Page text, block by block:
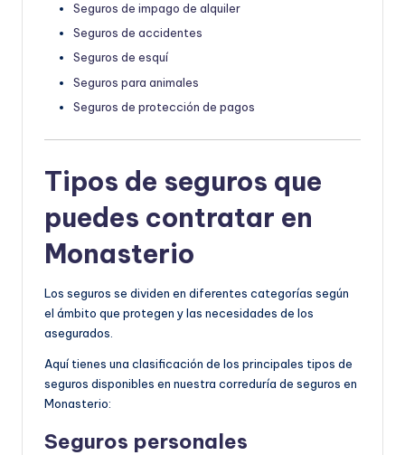
Seguros de impago de alquiler
Seguros de accidentes
Seguros de esquí
Seguros para animales
Seguros de protección de pagos
Tipos de seguros que
puedes contratar en
Monasterio
Los seguros se dividen en diferentes categorías según
el ámbito que protegen y las necesidades de los
asegurados.
Aquí tienes una clasificación de los principales tipos de
seguros disponibles en nuestra correduría de seguros en
Monasterio:
Seguros personales